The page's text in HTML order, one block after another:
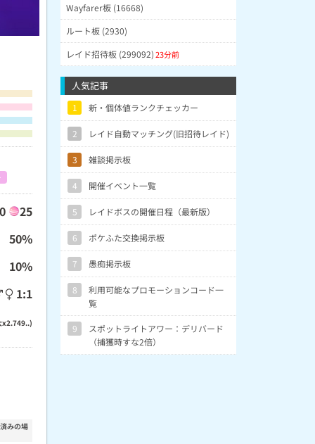
25
50%
10%
1:1
x2.749..)
みの場
Wayfarer板 (16668)
ルート板 (2930)
レイド招待板 (299092)23分前
人気記事
1 新・個体値ランクチェッカー
2 レイド自動マッチング(旧招待レイド)
3 雑談掲示板
4 開催イベント一覧
5 レイドボスの開催日程（最新版）
6 ポケふた交換掲示板
7 愚痴掲示板
8
利用可能なプロモーションコード一
覧
9
スポットライトアワー：デリバード
（捕獲時すな2倍）